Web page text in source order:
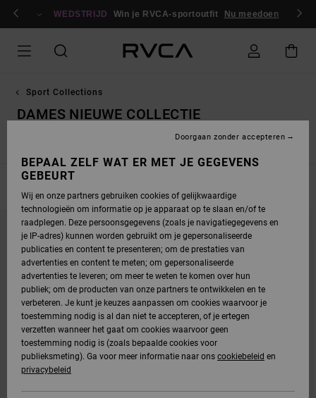
NAAR/ registrerenWEDSTRIJD Win je RVCA-sportoutfit Nu meedoen
Sport Collections
DAMES NIEUWE COLLECTIE
OVERSLAAN
NAAR
NAAR
SORTEREN
BEPAAL ZELF WAT ER MET JE GEGEVENS
GEBEURT
Wij en onze partners gebruiken cookies of gelijkwaardige
technologieën om informatie op je apparaat op te slaan en/of te
raadplegen. Deze persoonsgegevens (zoals je navigatiegegevens en
je IP-adres) kunnen worden gebruikt om je gepersonaliseerde
publicaties en content te presenteren; om de prestaties van
advertenties en content te meten; om gepersonaliseerde
advertenties te leveren; om meer te weten te komen over hun
publiek; om de producten van onze partners te ontwikkelen en te
verbeteren. Je kunt je keuzes aanpassen om cookies waarvoor je
toestemming nodig is al dan niet te accepteren, of je ertegen
verzetten wanneer het gaat om cookies waarvoor geen
toestemming nodig is (zoals bepaalde cookies voor
publieksmeting). Ga voor meer informatie naar ons cookiebeleid en
privacybeleid
Doorgaan zonder accepteren